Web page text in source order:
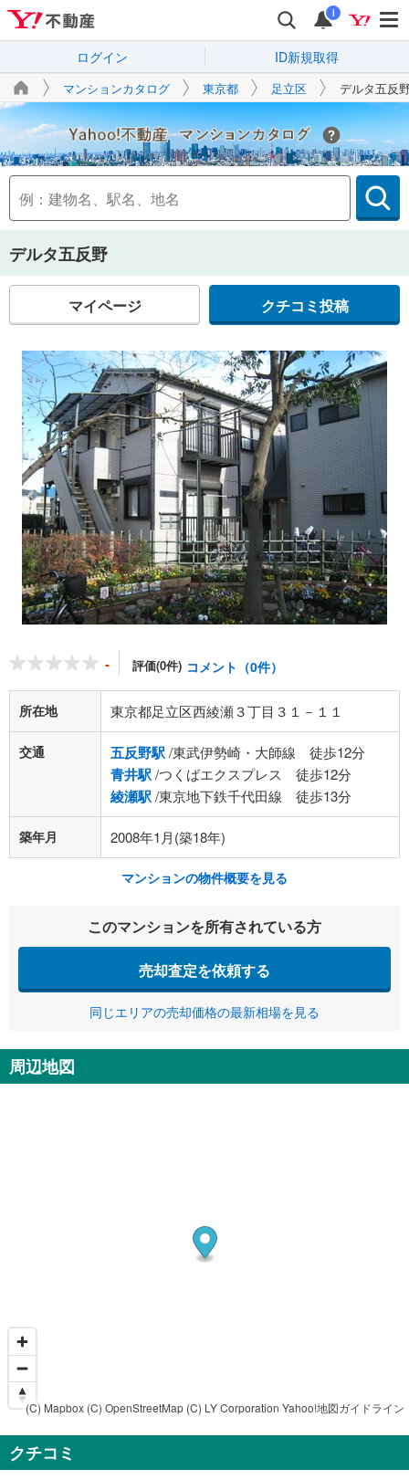
i
ログイン ID新規取得
マンションカタログ 東京都 足立区 デルタ五反
Yahoo!不動産
デルタ五反野
マイページ クチコミ投稿
- 評価(0件) コメント（0件）
所在地 東京都足立区西綾瀬３丁目３１－１１
交通 五反野駅/東武伊勢崎・大師線 徒歩12分
青井駅/つくばエクスプレス 徒歩12分
綾瀬駅/東京地下鉄千代田線 徒歩13分
築年月 2008年1月(築18年)
マンションの物件概要を見る
このマンションを所有されている方
売却査定を依頼する
同じエリアの売却価格の最新相場を見る
周辺地図
(C) Mapbox (C) OpenStreetMap (C) LY Corporation Yahoo!地図ガイドライン
クチコミ